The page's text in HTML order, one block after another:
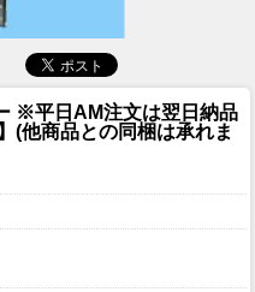
※平日AM注文は翌日納品
(他商品との同梱は承れま